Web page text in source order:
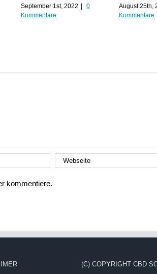
September 1st, 2022 |
0
Kommentare
August 25th,
Kommentare
kommentiere.
(C) COPYRIGHT CBD